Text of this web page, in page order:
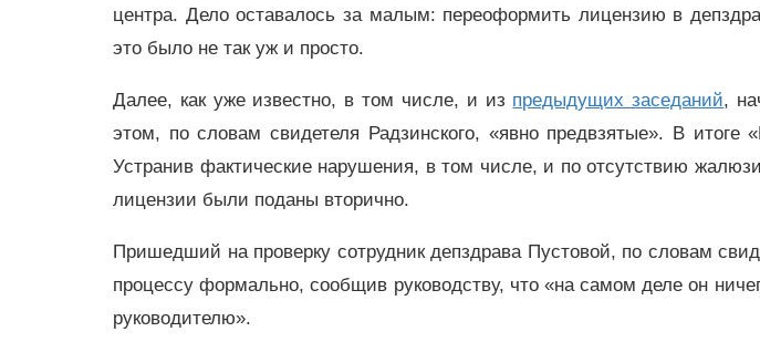
центра. Дело оставалось за малым: переоформить лицензию в
это было не так уж и просто.
Далее, как уже известно, в том числе, и из предыдущих заседаний,
этом, по словам свидетеля Радзинского, «явно предвзятые». В итоге
Устранив фактические нарушения, в том числе, и по отсутствию
лицензии были поданы вторично.
Пришедший на проверку сотрудник депздрава Пустовой, по словам
процессу формально, сообщив руководству, что «на самом деле он
руководителю».